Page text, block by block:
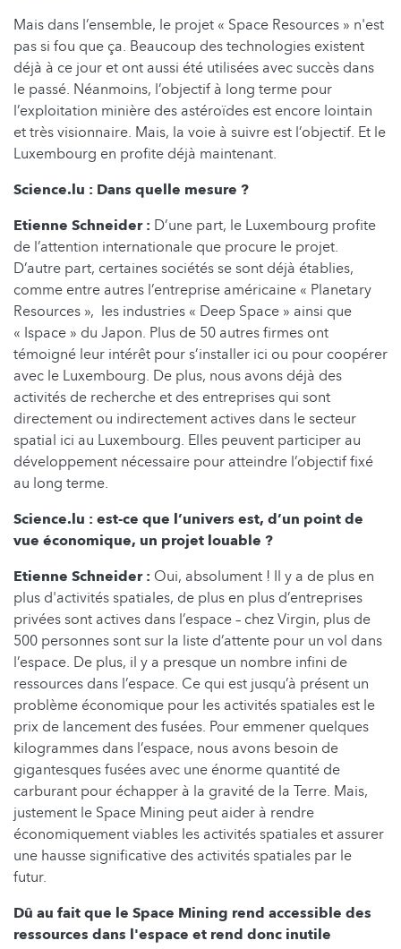
Mais dans l’ensemble, le projet « Space Resources » n'est
pas si fou que ça. Beaucoup des technologies existent
déjà à ce jour et ont aussi été utilisées avec succès dans
le passé. Néanmoins, l’objectif à long terme pour
l’exploitation minière des astéroïdes est encore lointain
et très visionnaire. Mais, la voie à suivre est l’objectif. Et le
Luxembourg en profite déjà maintenant.
Science.lu : Dans quelle mesure ?
Etienne Schneider : D’une part, le Luxembourg profite
de l’attention internationale que procure le projet.
D’autre part, certaines sociétés se sont déjà établies,
comme entre autres l’entreprise américaine « Planetary
Resources », les industries « Deep Space » ainsi que
« Ispace » du Japon. Plus de 50 autres firmes ont
témoigné leur intérêt pour s’installer ici ou pour coopérer
avec le Luxembourg. De plus, nous avons déjà des
activités de recherche et des entreprises qui sont
directement ou indirectement actives dans le secteur
spatial ici au Luxembourg. Elles peuvent participer au
développement nécessaire pour atteindre l’objectif fixé
au long terme.
Science.lu : est-ce que l’univers est, d’un point de
vue économique, un projet louable ?
Etienne Schneider : Oui, absolument ! Il y a de plus en
plus d'activités spatiales, de plus en plus d’entreprises
privées sont actives dans l’espace – chez Virgin, plus de
500 personnes sont sur la liste d’attente pour un vol dans
l’espace. De plus, il y a presque un nombre infini de
ressources dans l’espace. Ce qui est jusqu’à présent un
problème économique pour les activités spatiales est le
prix de lancement des fusées. Pour emmener quelques
kilogrammes dans l’espace, nous avons besoin de
gigantesques fusées avec une énorme quantité de
carburant pour échapper à la gravité de la Terre. Mais,
justement le Space Mining peut aider à rendre
économiquement viables les activités spatiales et assurer
une hausse significative des activités spatiales par le
futur.
Dû au fait que le Space Mining rend accessible des
ressources dans l'espace et rend donc inutile